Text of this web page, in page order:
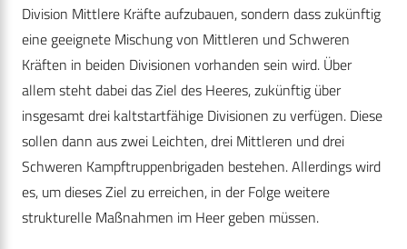
Division Mittlere Kräfte aufzubauen, sondern dass zukünftig
eine geeignete Mischung von Mittleren und Schweren
Kräften in beiden Divisionen vorhanden sein wird. Über
allem steht dabei das Ziel des Heeres, zukünftig über
insgesamt drei kaltstartfähige Divisionen zu verfügen. Diese
sollen dann aus zwei Leichten, drei Mittleren und drei
Schweren Kampftruppenbrigaden bestehen. Allerdings wird
es, um dieses Ziel zu erreichen, in der Folge weitere
strukturelle Maßnahmen im Heer geben müssen.